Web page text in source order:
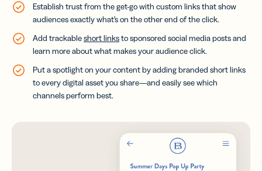
Establish trust from the get-go with custom links that show
audiences exactly what’s on the other end of the click.
Add trackableshort linksto sponsored social media posts and
learn more about what makes your audience click.
Put a spotlight on your content by adding branded short links
to every digital asset you share—and easily see which
channels perform best.